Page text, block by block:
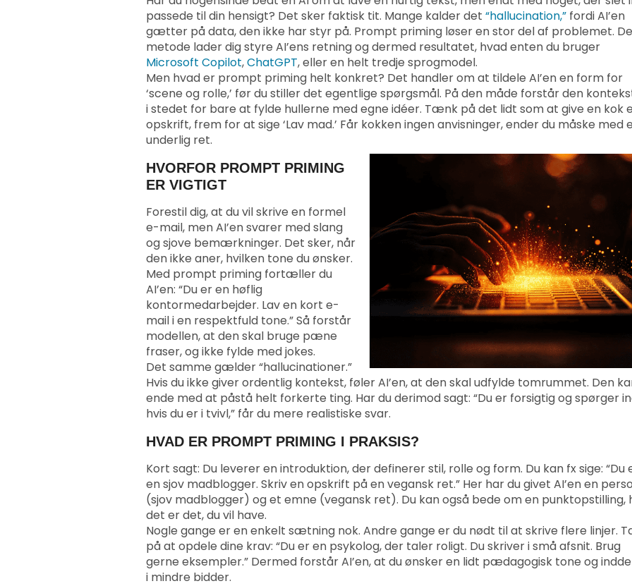
passede til din hensigt? Det sker faktisk tit. Mange kalder det “hallucination,” fordi AI’en
gætter på data, den ikke har styr på. Prompt priming løser en stor del af problemet.
metode lader dig styre AI’ens retning og dermed resultatet, hvad enten du bruger
Microsoft Copilot,ChatGPT, eller en helt tredje sprogmodel.
Men hvad er prompt priming helt konkret? Det handler om at tildele AI’en en form for
‘scene og rolle,’ før du stiller det egentlige spørgsmål. På den måde forstår den
i stedet for bare at fylde hullerne med egne idéer. Tænk på det lidt som at give en kok
opskrift, frem for at sige ‘Lav mad.’ Får kokken ingen anvisninger, ender du måske med
underlig ret.
HVORFOR PROMPT PRIMING
ER VIGTIGT
Forestil dig, at du vil skrive en formel
e-mail, men AI’en svarer med slang
og sjove bemærkninger. Det sker, når
den ikke aner, hvilken tone du ønsker.
Med prompt priming fortæller du
AI’en: “Du er en høflig
kontormedarbejder. Lav en kort e-
mail i en respektfuld tone.” Så forstår
modellen, at den skal bruge pæne
fraser, og ikke fylde med jokes.
Det samme gælder “hallucinationer.”
Hvis du ikke giver ordentlig kontekst, føler AI’en, at den skal udfylde tomrummet. Den
ende med at påstå helt forkerte ting. Har du derimod sagt: “Du er forsigtig og spørger
hvis du er i tvivl,” får du mere realistiske svar.
HVAD ER PROMPT PRIMING I PRAKSIS?
Kort sagt: Du leverer en introduktion, der definerer stil, rolle og form. Du kan fx sige: “Du
en sjov madblogger. Skriv en opskrift på en vegansk ret.” Her har du givet AI’en en
(sjov madblogger) og et emne (vegansk ret). Du kan også bede om en punktopstilling,
det er det, du vil have.
Nogle gange er en enkelt sætning nok. Andre gange er du nødt til at skrive flere linjer.
på at opdele dine krav: “Du er en psykolog, der taler roligt. Du skriver i små afsnit. Brug
gerne eksempler.” Dermed forstår AI’en, at du ønsker en lidt pædagogisk tone og
i mindre bidder.